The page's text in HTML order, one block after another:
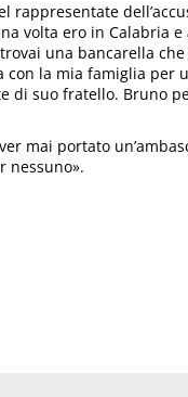
rappresentate
volta ero in Calabria
una bancarella
la mia famiglia per
suo fratello. Bruno
mai portato
nessuno».